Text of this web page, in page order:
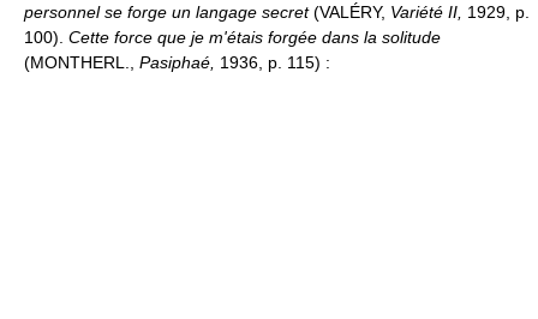
personnel se forge un langage secret(VALÉRY, Variété II, 1929, p.
100). Cette force que je m'étais forgée dans la solitude
(MONTHERL., Pasiphaé, 1936, p. 115) :